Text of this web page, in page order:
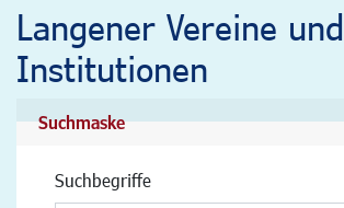
Langener Vereine und
Institutionen
Suchmaske
Suchbegriffe